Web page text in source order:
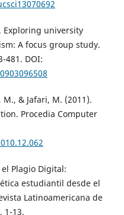
Exploring university
A focus group study.
481. DOI:
& Jafari, M. (2011).
Procedia Computer
Plagio Digital:
estudiantil desde el
Latinoamericana de
1-13.